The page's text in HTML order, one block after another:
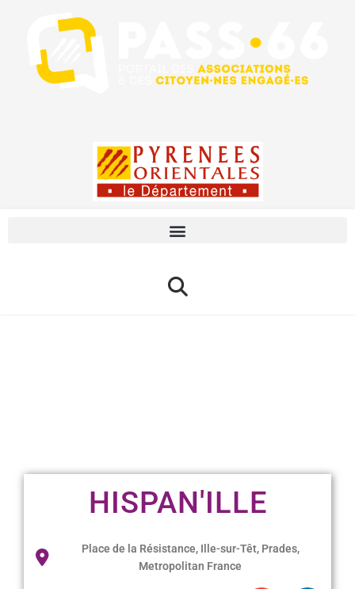
HISPAN'ILLE
Place de la Résistance, Ille-sur-Têt, Prades,
Metropolitan France